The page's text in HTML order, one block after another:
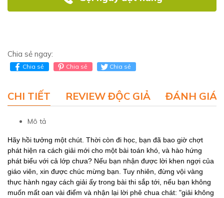
Chia sẻ ngay:
Chia sẻ Chia sẻ Chia sẻ
CHI TIẾT REVIEW ĐỘC GIẢ ĐÁNH GIÁ
Mô tả
Hãy hồi tưởng một chút. Thời còn đi học, bạn đã bao giờ chợt
phát hiện ra cách giải mới cho một bài toán khó, và hào hứng
phát biểu với cả lớp chưa? Nếu bạn nhận được lời khen ngợi của
giáo viên, xin được chúc mừng bạn. Tuy nhiên, đừng vội vàng
thực hành ngay cách giải ấy trong bài thi sắp tới, nếu bạn không
muốn mất oan vài điểm và nhận lại lời phê chua chát: "giải không